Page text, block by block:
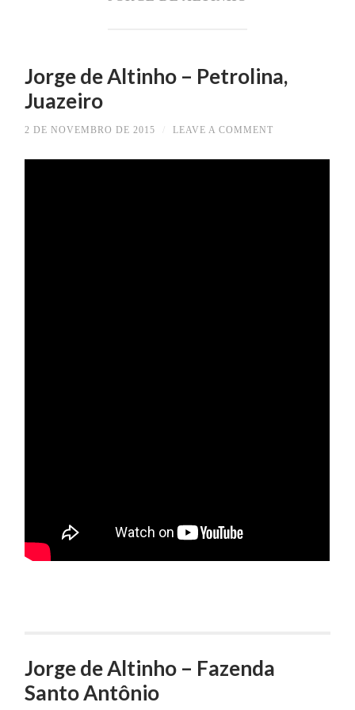
Jorge de Altinho – Petrolina,
Juazeiro
2 DE NOVEMBRO DE 2015 LEAVE A COMMENT
Jorge de Altinho – Fazenda
Santo Antônio